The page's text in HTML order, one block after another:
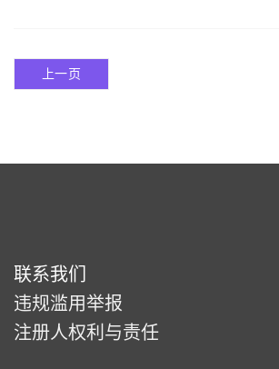
上一页
联系我们
违规滥用举报
注册人权利与责任